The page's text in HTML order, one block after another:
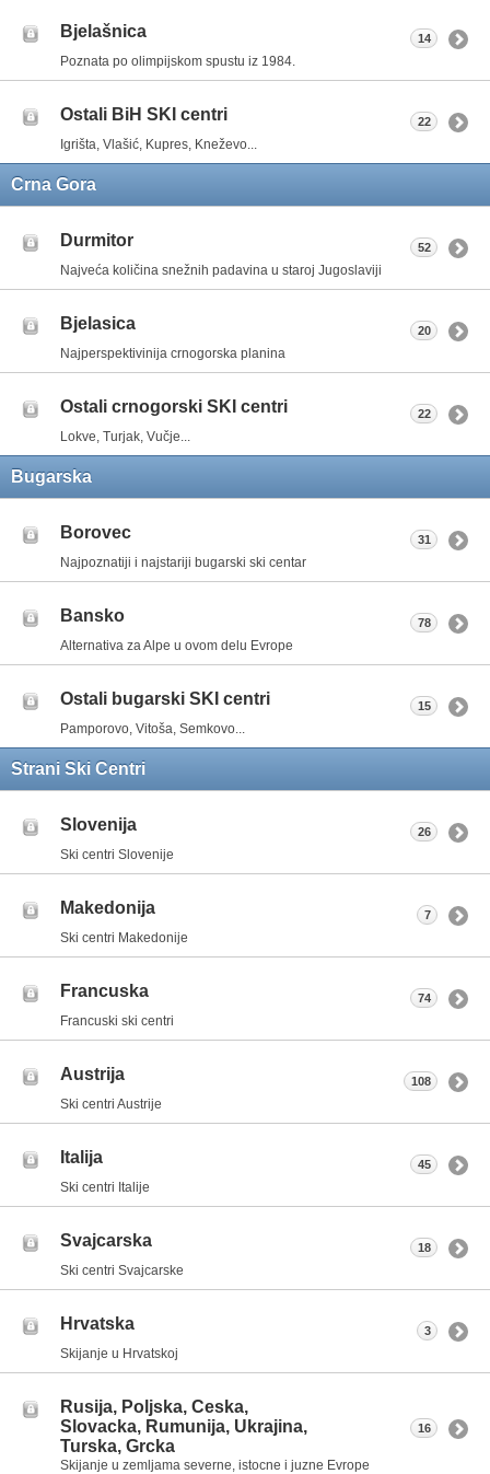
Bjelašnica
Poznata po olimpijskom spustu iz 1984.
14
Ostali BiH SKI centri
Igrišta, Vlašić, Kupres, Kneževo...
22
Crna Gora
Durmitor
Najveća količina snežnih padavina u staroj Jugoslaviji
52
Bjelasica
Najperspektivinija crnogorska planina
20
Ostali crnogorski SKI centri
Lokve, Turjak, Vučje...
22
Bugarska
Borovec
Najpoznatiji i najstariji bugarski ski centar
31
Bansko
Alternativa za Alpe u ovom delu Evrope
78
Ostali bugarski SKI centri
Pamporovo, Vitoša, Semkovo...
15
Strani Ski Centri
Slovenija
Ski centri Slovenije
26
Makedonija
Ski centri Makedonije
7
Francuska
Francuski ski centri
74
Austrija
Ski centri Austrije
108
Italija
Ski centri Italije
45
Svajcarska
Ski centri Svajcarske
18
Hrvatska
Skijanje u Hrvatskoj
3
Rusija, Poljska, Ceska,
Slovacka, Rumunija, Ukrajina,
Turska, Grcka
Skijanje u zemljama severne, istocne i juzne Evrope
16